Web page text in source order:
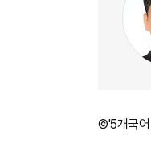
©'5개국어